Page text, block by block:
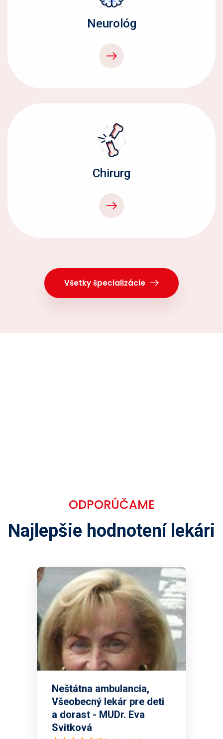
Neurológ
Chirurg
Všetky špecializácie
ODPORÚČAME
Najlepšie hodnotení lekári
Neštátna ambulancia,
Všeobecný lekár pre deti
a dorast - MUDr. Eva
Svitková